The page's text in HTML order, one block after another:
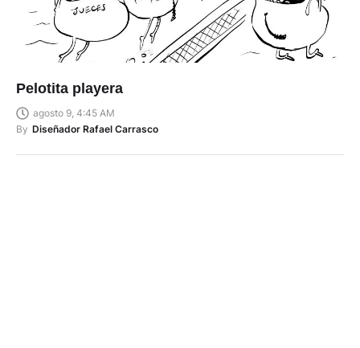
Pelotita playera
agosto 9, 4:45 AM
By Diseñador Rafael Carrasco